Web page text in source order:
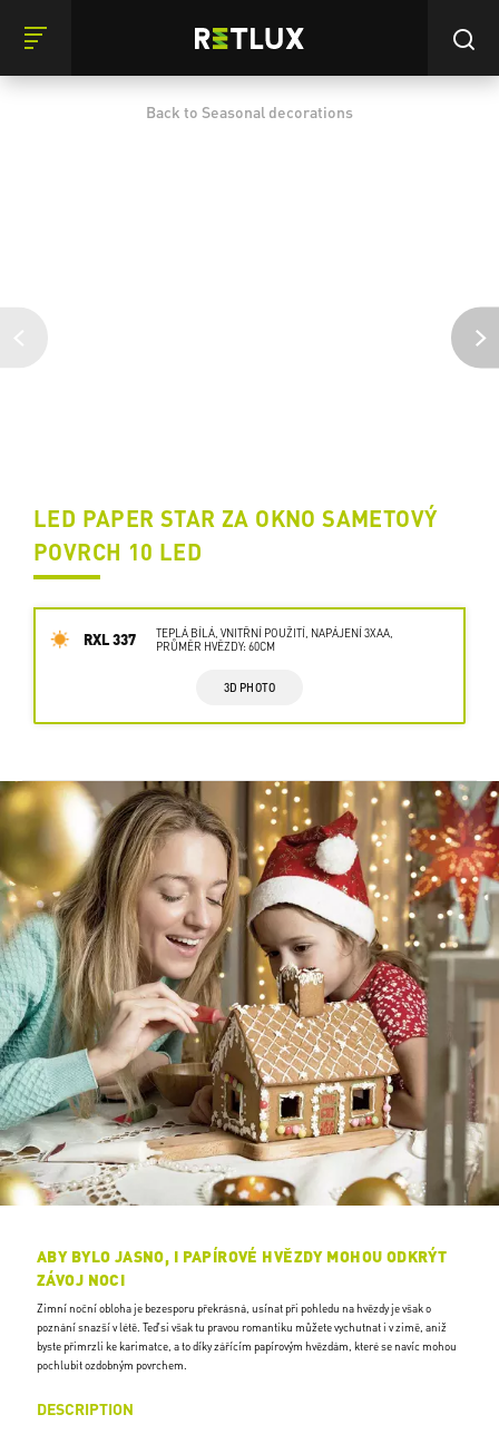
Back to Seasonal decorations
LED PAPER STAR ZA OKNO SAMETOVÝ
POVRCH 10 LED
RXL 337
TEPLÁ BÍLÁ, VNITŘNÍ POUŽITÍ, NAPÁJENÍ 3XAA,
PRŮMĚR HVĚZDY: 60CM
3D PHOTO
ABY BYLO JASNO, I PAPÍROVÉ HVĚZDY MOHOU ODKRÝT
ZÁVOJ NOCI
Zimní noční obloha je bezesporu překrásná, usínat při pohledu na hvězdy je však o
poznání snazší v létě. Teď si však tu pravou romantiku můžete vychutnat i v zimě, aniž
byste přimrzli ke karimatce, a to díky zářícím papírovým hvězdám, které se navíc mohou
pochlubit ozdobným povrchem.
DESCRIPTION